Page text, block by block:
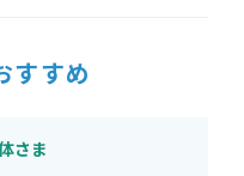
すすめ
さま